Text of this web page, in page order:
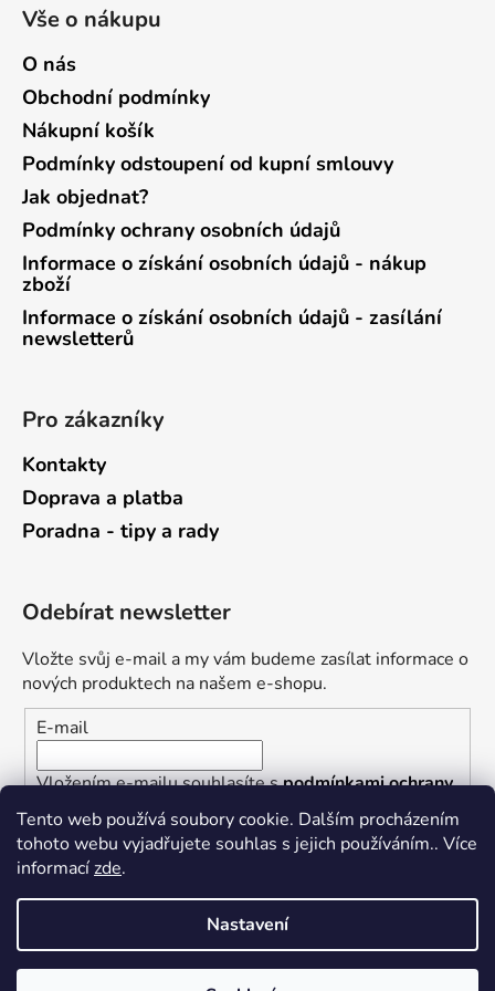
Tento web používá soubory cookie. Dalším procházením
tohoto webu vyjadřujete souhlas s jejich používáním.. Více
informacízde.
Nastavení
Vše o nákupu
O nás
Obchodní podmínky
Nákupní košík
Podmínky odstoupení od kupní smlouvy
Jak objednat?
Podmínky ochrany osobních údajů
Informace o získání osobních údajů - nákup
zboží
Informace o získání osobních údajů - zasílání
newsletterů
Pro zákazníky
Kontakty
Doprava a platba
Poradna - tipy a rady
Odebírat newsletter
Vložte svůj e-mail a my vám budeme zasílat informace o
nových produktech na našem e-shopu.
E-mail
Vložením e-mailu souhlasíte spodmínkami ochrany
osobních údajů
PŘIHLÁSIT SE
Vytvořil Shoptet